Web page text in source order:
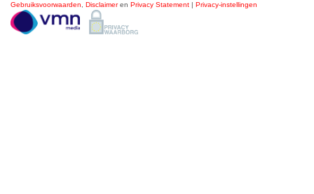
Gebruiksvoorwaarden, Disclaimeren Privacy Statement Privacy-instellingen